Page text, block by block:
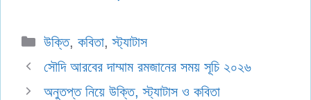
Categories
উক্তি, কবিতা,স্ট্যাটাস
সৌদি আরবের দাম্মাম রমজানের সময় সূচি ২০২৬
অনুতপ্ত নিয়ে উক্তি, স্ট্যাটাস ও কবিতা